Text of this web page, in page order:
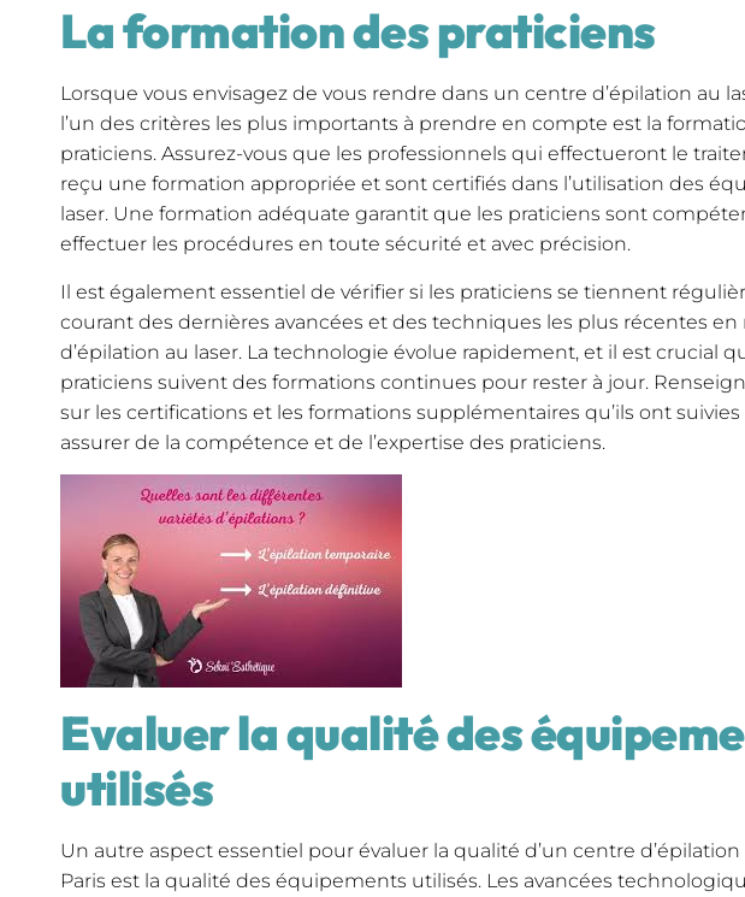
La formation des praticiens
Lorsque vous envisagez de vous rendre dans un centre d’épilation au
l’un des critères les plus importants à prendre en compte est la
praticiens. Assurez-vous que les professionnels qui effectueront le
reçu une formation appropriée et sont certifiés dans l’utilisation des
laser. Une formation adéquate garantit que les praticiens sont
effectuer les procédures en toute sécurité et avec précision.
Il est également essentiel de vérifier si les praticiens se tiennent
courant des dernières avancées et des techniques les plus récentes en
d’épilation au laser. La technologie évolue rapidement, et il est crucial
praticiens suivent des formations continues pour rester à jour.
sur les certifications et les formations supplémentaires qu’ils ont
assurer de la compétence et de l’expertise des praticiens.
Evaluer la qualité des
utilisés
Un autre aspect essentiel pour évaluer la qualité d’un centre d’épilation
Paris est la qualité des équipements utilisés. Les avancées